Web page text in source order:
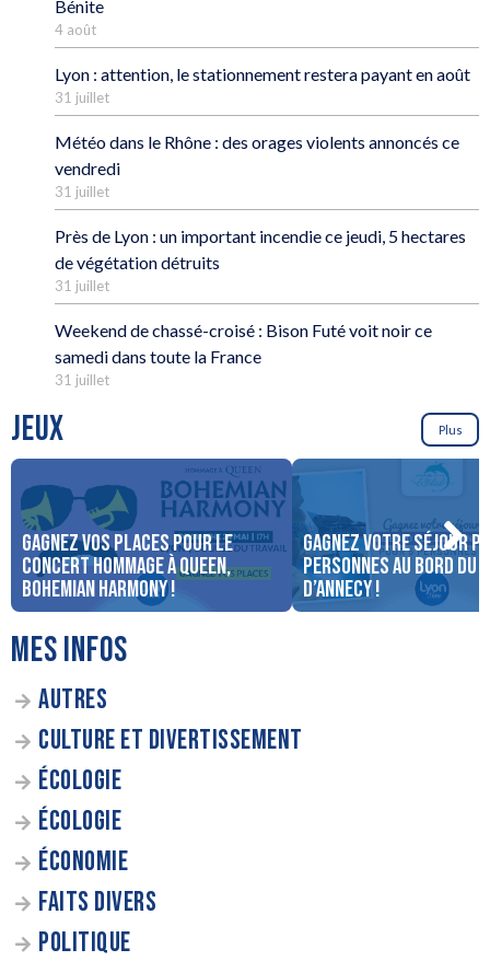
Bénite
4 août
Lyon : attention, le stationnement restera payant en août
31 juillet
Météo dans le Rhône : des orages violents annoncés ce
vendredi
31 juillet
Près de Lyon : un important incendie ce jeudi, 5 hectares
de végétation détruits
31 juillet
Weekend de chassé-croisé : Bison Futé voit noir ce
samedi dans toute la France
31 juillet
JEUX Plus
Gagnez vos places pour le
concert Hommage à Queen,
Bohemian Harmony !
Gagnez votre séjour
personnes au bord du
d’Annecy !
MES INFOS
AUTRES
CULTURE ET DIVERTISSEMENT
ÉCOLOGIE
ÉCOLOGIE
ÉCONOMIE
FAITS DIVERS
POLITIQUE